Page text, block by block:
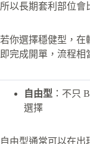
所以長期套利部位會
若你選擇穩健型，在
即完成開單，流程相
自由型 ：不只
選擇
自由型通常可以在出